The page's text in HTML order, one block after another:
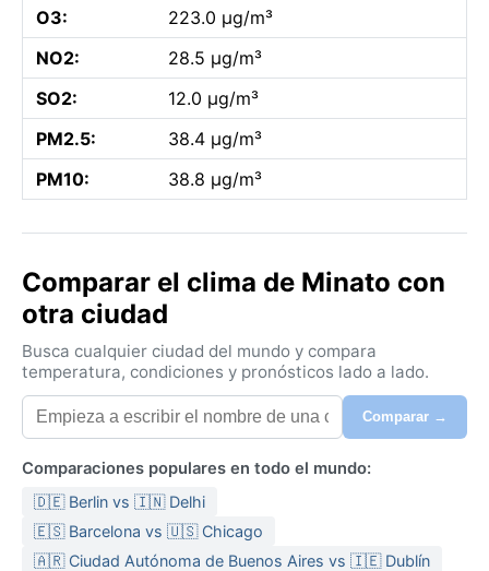
O3:
223.0 µg/m³
NO2:
28.5 µg/m³
SO2:
12.0 µg/m³
PM2.5:
38.4 µg/m³
PM10:
38.8 µg/m³
Comparar el clima de Minato con
otra ciudad
Busca cualquier ciudad del mundo y compara
temperatura, condiciones y pronósticos lado a lado.
Comparar →
Comparaciones populares en todo el mundo:
🇩🇪 Berlin vs 🇮🇳 Delhi
🇪🇸 Barcelona vs 🇺🇸 Chicago
🇦🇷 Ciudad Autónoma de Buenos Aires vs 🇮🇪 Dublín